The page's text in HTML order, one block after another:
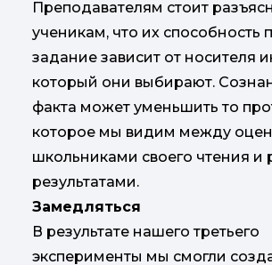
Преподавателям стоит
ученикам, что их способность
задание зависит от носителя
который они выбирают.
факта может уменьшить то
которое мы видим между
школьниками своего чтения и
результатами.
Замедляться
В результате нашего третьего
эксперименты мы смогли